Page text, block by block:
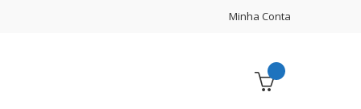
Minha Conta